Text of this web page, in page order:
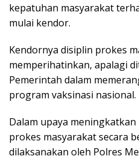
kepatuhan masyarakat
mulai kendor.
Kendornya disiplin prokes
memperihatinkan, apalagi
Pemerintah dalam
program vaksinasi nasional.
Dalam upaya
prokes masyarakat secara
dilaksanakan oleh Polres